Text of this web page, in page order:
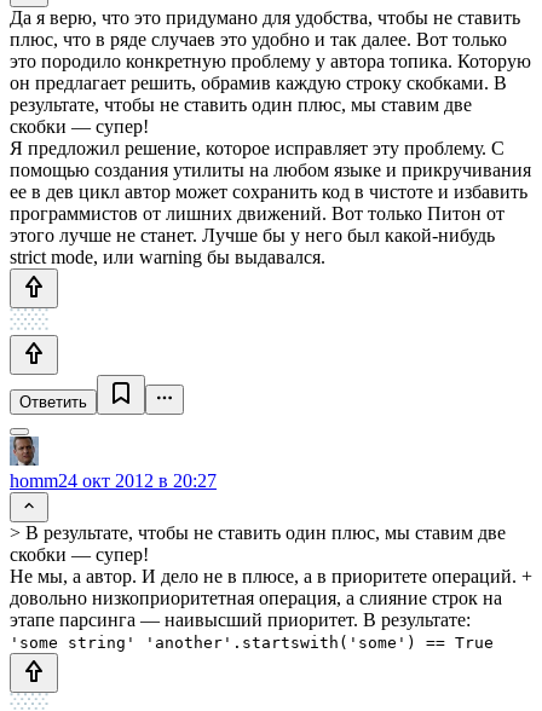
Да я верю, что это придумано для удобства, чтобы не ставить
плюс, что в ряде случаев это удобно и так далее. Вот только
это породило конкретную проблему у автора топика. Которую
он предлагает решить, обрамив каждую строку скобками. В
результате, чтобы не ставить один плюс, мы ставим две
скобки — супер!
Я предложил решение, которое исправляет эту проблему. С
помощью создания утилиты на любом языке и прикручивания
ее в дев цикл автор может сохранить код в чистоте и избавить
программистов от лишних движений. Вот только Питон от
этого лучше не станет. Лучше бы у него был какой-нибудь
strict mode, или warning бы выдавался.
Ответить
homm24 окт 2012 в 20:27
> В результате, чтобы не ставить один плюс, мы ставим две
скобки — супер!
Не мы, а автор. И дело не в плюсе, а в приоритете операций. +
довольно низкоприоритетная операция, а слияние строк на
этапе парсинга — наивысший приоритет. В результате:
'some string' 'another'.startswith('some') == True